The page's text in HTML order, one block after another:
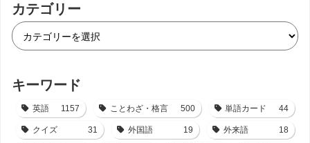
カテゴリー
キーワード
英語 1157 ことわざ・格言 500 単語カード 44
クイズ 31 外国語 19 外来語 18